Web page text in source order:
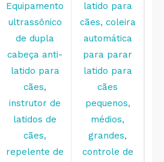
Equipamento
ultrassônico
de dupla
cabeça anti-
latido para
cães,
instrutor de
latidos de
cães,
repelente de
latido para
cães, coleira
automática
para parar
latido para
cães
pequenos,
médios,
grandes,
controle de